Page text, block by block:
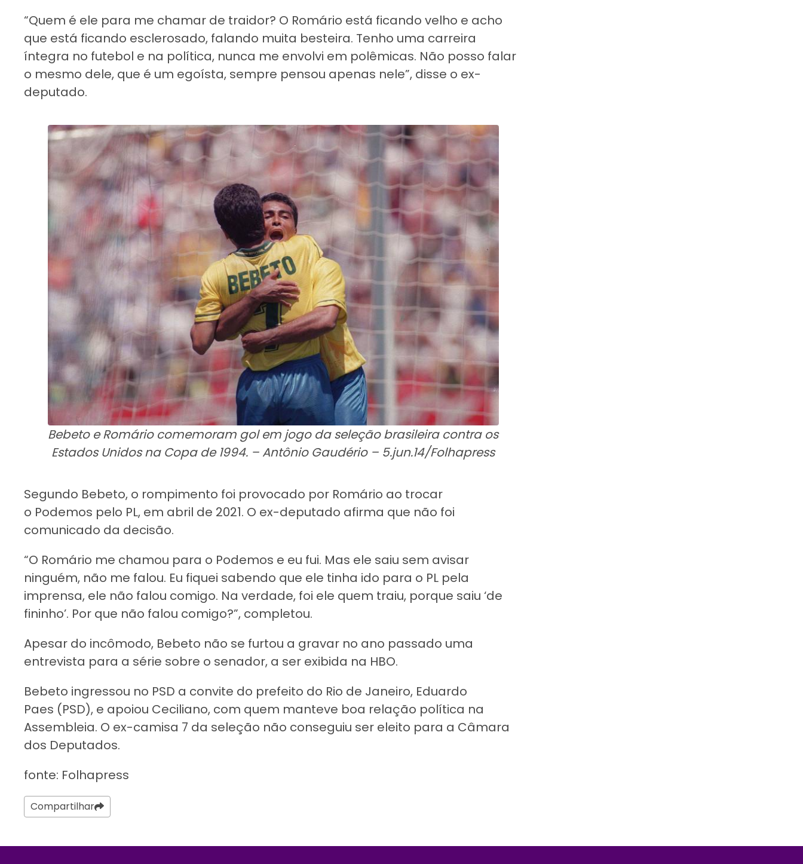
“Quem é ele para me chamar de traidor? O Romário está ficando velho e acho
que está ficando esclerosado, falando muita besteira. Tenho uma carreira
íntegra no futebol e na política, nunca me envolvi em polêmicas. Não posso falar
o mesmo dele, que é um egoísta, sempre pensou apenas nele”, disse o ex-
deputado.
Bebeto e Romário comemoram gol em jogo da seleção brasileira contra os
Estados Unidos na Copa de 1994. – Antônio Gaudério – 5.jun.14/Folhapress
Segundo Bebeto, o rompimento foi provocado por Romário ao trocar
o Podemos pelo PL, em abril de 2021. O ex-deputado afirma que não foi
comunicado da decisão.
“O Romário me chamou para o Podemos e eu fui. Mas ele saiu sem avisar
ninguém, não me falou. Eu fiquei sabendo que ele tinha ido para o PL pela
imprensa, ele não falou comigo. Na verdade, foi ele quem traiu, porque saiu ‘de
fininho’. Por que não falou comigo?”, completou.
Apesar do incômodo, Bebeto não se furtou a gravar no ano passado uma
entrevista para a série sobre o senador, a ser exibida na HBO.
Bebeto ingressou no PSD a convite do prefeito do Rio de Janeiro, Eduardo
Paes (PSD), e apoiou Ceciliano, com quem manteve boa relação política na
Assembleia. O ex-camisa 7 da seleção não conseguiu ser eleito para a Câmara
dos Deputados.
fonte: Folhapress
Compartilhar